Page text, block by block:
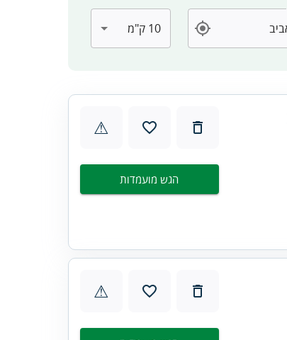
⚠
הגש מועמדות
⚠